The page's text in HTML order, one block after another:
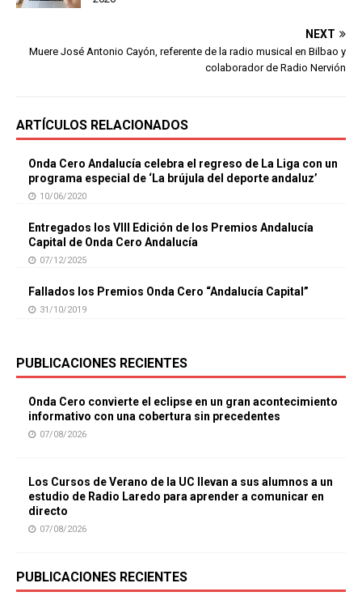
NEXT
Muere José Antonio Cayón, referente de la radio musical en Bilbao y
colaborador de Radio Nervión
ARTÍCULOS RELACIONADOS
Onda Cero Andalucía celebra el regreso de La Liga con un
programa especial de ‘La brújula del deporte andaluz’
10/06/2020
Entregados los VIII Edición de los Premios Andalucía
Capital de Onda Cero Andalucía
07/12/2025
Fallados los Premios Onda Cero “Andalucía Capital”
31/10/2019
PUBLICACIONES RECIENTES
Onda Cero convierte el eclipse en un gran acontecimiento
informativo con una cobertura sin precedentes
07/08/2026
Los Cursos de Verano de la UC llevan a sus alumnos a un
estudio de Radio Laredo para aprender a comunicar en
directo
07/08/2026
PUBLICACIONES RECIENTES